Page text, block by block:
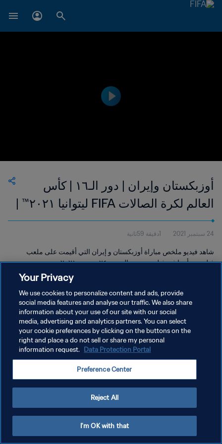
أوزبكستان وإيران | دور الـ١٦ | كأس
العالم لكرة الصالات FIFA ليتوانيا ٢٠٢١™ |
فيديو ملخص
24 سبتمبر 2021 1دقيقة 59ثانية
شاهد فيديو ملخص مباراة أوزبكستان و إيران التي أقيمت على ملعب
فيلنيوس أرينا في فيلنيوس يوم الجمعة ٢٤ سبتمبر ٢٠٢١.
سياسة الخصوصية
إدارة تفضيلات ملفات تعريف الارتباط
Your Privacy
We use cookies to personalize content and ads, provide
social media features and analyse our traffic. We also share
information about your use of our site with our social
media, advertising and analytics partners. You can select
your cookie preferences by clicking on the buttons on the
right and place a do not sell or share my personal
information request. Data Protection Portal
Preference Center
Reject All
I'm OK with that